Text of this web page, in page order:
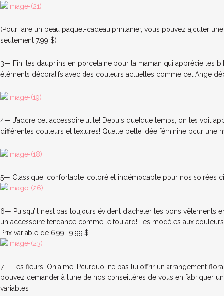
(Pour faire un beau paquet-cadeau printanier, vous pouvez ajouter
seulement 7.99 $)
3— Fini les dauphins en porcelaine pour la maman qui apprécie les
éléments décoratifs avec des couleurs actuelles comme cet Ange
4— J’adore cet accessoire utile! Depuis quelque temps, on les voit
différentes couleurs et textures! Quelle belle idée féminine pour une
5— Classique, confortable, coloré et indémodable pour nos soirées
6— Puisqu’il n’est pas toujours évident d’acheter les bons
un accessoire tendance comme le foulard! Les modèles aux
Prix variable de 6,99 -9,99 $
7— Les fleurs! On aime! Pourquoi ne pas lui offrir un arrangement
pouvez demander à l’une de nos conseillères de vous en fabriquer
variables.